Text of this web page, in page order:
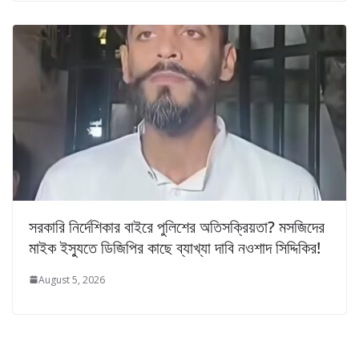
সরকারি নির্দেশিকার বাইরে পুলিশের অতিসক্রিয়তা? মসজিদের
মাইক ইস্যুতে ডিজিপির কাছে ব্যাখ্যা দাবি নওশাদ সিদ্দিকির!
August 5, 2026